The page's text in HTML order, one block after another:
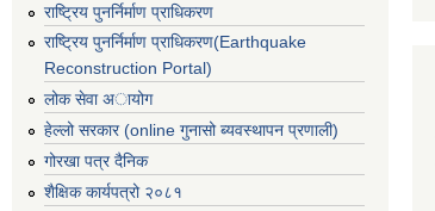
राष्ट्रिय पुनर्निर्माण प्राधिकरण
राष्ट्रिय पुनर्निर्माण प्राधिकरण(Earthquake
Reconstruction Portal)
लोक सेवा अायोग
हेल्लो सरकार (online गुनासो ब्यवस्थापन प्रणाली)
गोरखा पत्र दैनिक
शैक्षिक कार्यपत्रो २०८१